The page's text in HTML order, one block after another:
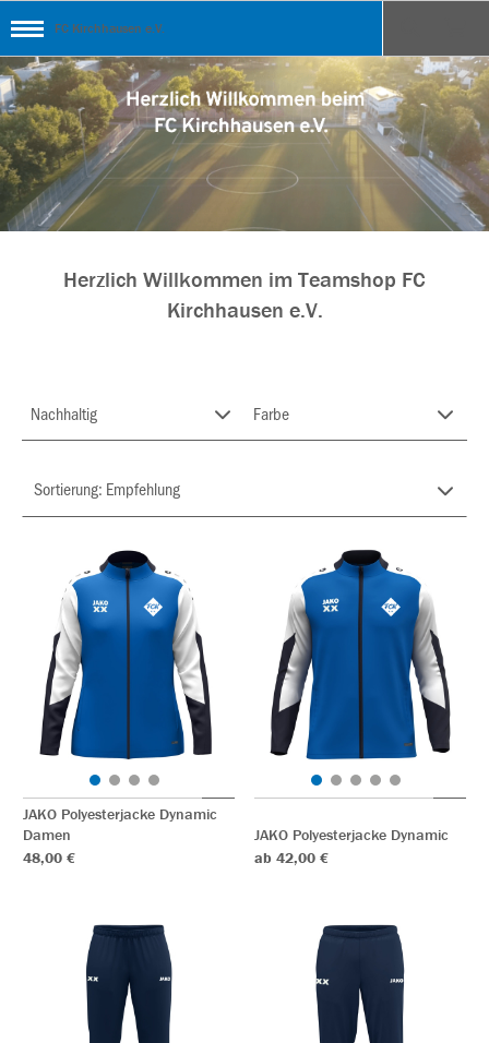
FC Kirchhausen e.V.
Herzlich Willkommen im Teamshop FC
Kirchhausen e.V.
Nachhaltig Farbe
JAKO Polyesterjacke Dynamic
Damen
48,00 €
JAKO Polyesterjacke Dynamic
ab 42,00 €